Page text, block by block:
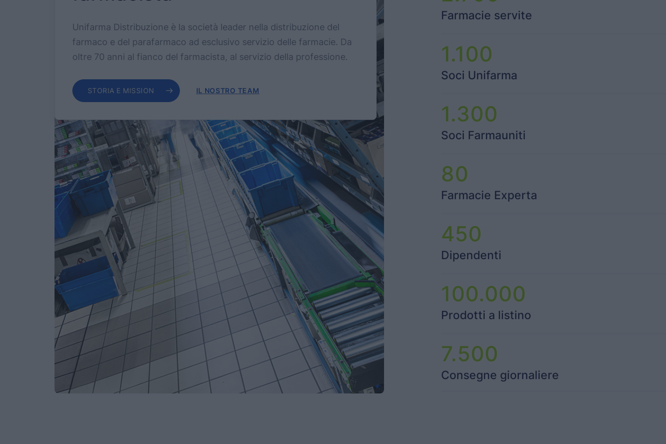
Unifarma Distribuzione è la società leader nella distribuzione del
farmaco e del parafarmaco ad esclusivo servizio delle farmacie. Da
oltre 70 anni al fianco del farmacista, al servizio della professione.
STORIA E MISSION IL NOSTRO TEAM
Farmacie servite
1.100
Soci Unifarma
1.300
Soci Farmauniti
80
Farmacie Experta
450
Dipendenti
100.000
Prodotti a listino
7.500
Consegne giornaliere